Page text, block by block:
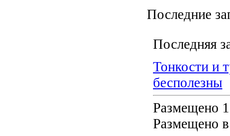
Последние
Последняя
Тонкости и
бесполезны
Размещено
Размещено в